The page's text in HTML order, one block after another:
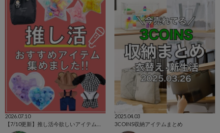
2026.07.10
2025.04.03
3COINS収納アイテムまとめ